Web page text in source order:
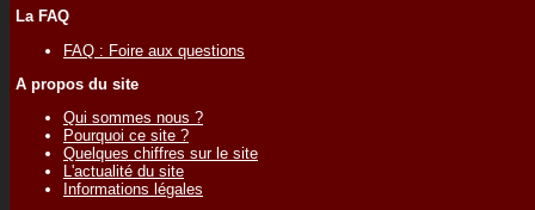
La FAQ
FAQ : Foire aux questions
A propos du site
Qui sommes nous ?
Pourquoi ce site ?
Quelques chiffres sur le site
L'actualité du site
Informations légales